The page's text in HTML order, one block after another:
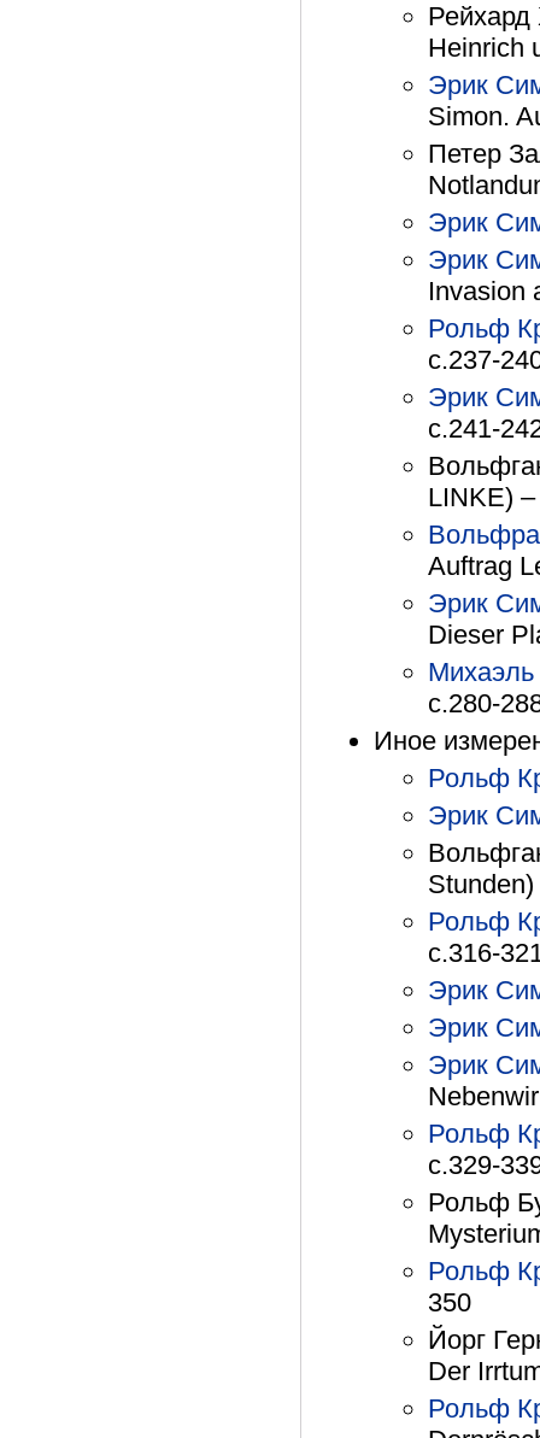
Heinrich
Эрик
Simon.
Петер
Эрик
Эрик
Invasion
Рольф
с.237-
Эрик
с.241-
LINKE)
Auftrag
Эрик
Dieser
с.280-
Иное
Рольф
Эрик
Рольф
с.316-
Эрик
Эрик
Эрик
Рольф
с.329-
Рольф
Рольф
350
Йорг
Der
Рольф